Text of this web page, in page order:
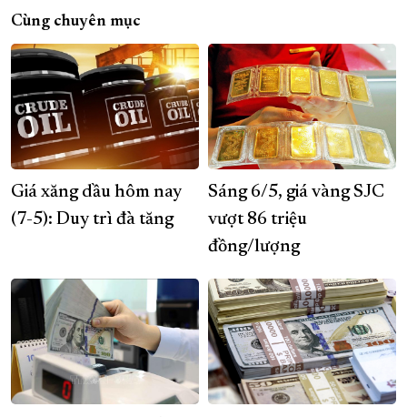
Cùng chuyên mục
Giá xăng dầu hôm nay
(7-5): Duy trì đà tăng
Sáng 6/5, giá vàng SJC
vượt 86 triệu
đồng/lượng